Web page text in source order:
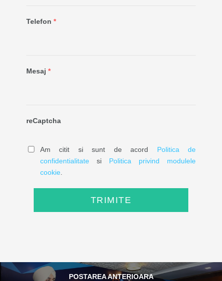
Telefon *
Mesaj *
reCaptcha
Am citit si sunt de acord Politica de
confidentialitatesi Politica privind modulele
cookie.
TRIMITE
POSTAREA ANTERIOARA